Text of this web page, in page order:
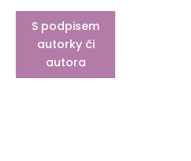
S podpisem
autorky či
autora